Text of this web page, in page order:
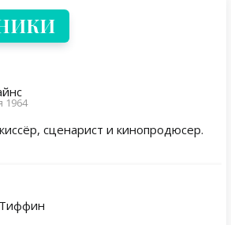
1964
сценарист и кинопродюсер.